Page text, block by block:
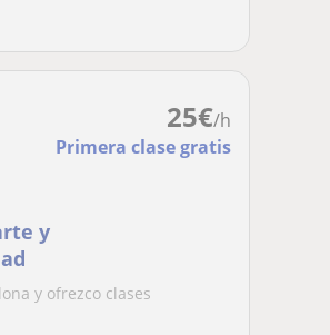
25€/h
Primera clase gratis
y
y ofrezco clases